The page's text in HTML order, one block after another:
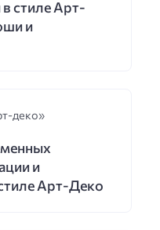
стиле Арт-
и
деко»
и
Арт-Деко